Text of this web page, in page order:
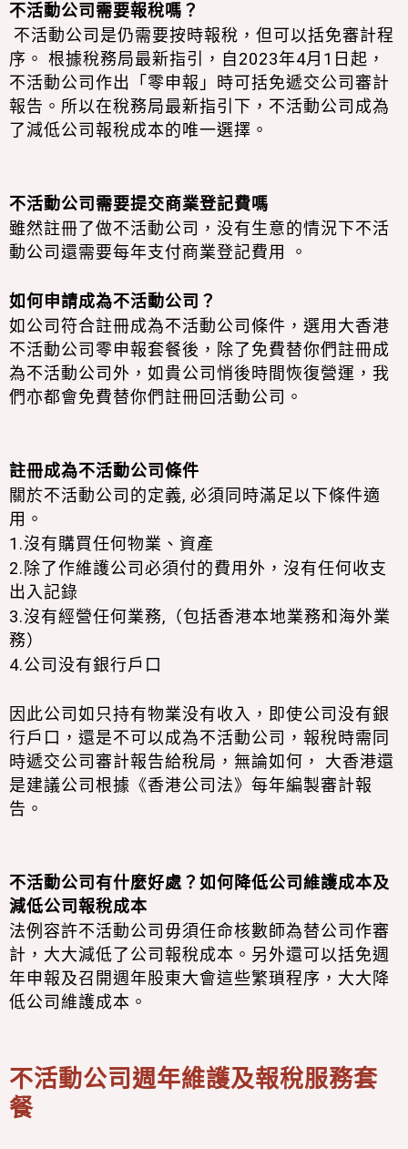
不活動公司需要報稅嗎？
不活動公司是仍需要按時報稅，但可以括免審計程
序。 根據稅務局最新指引，自2023年4月1日起，
不活動公司作出「零申報」時可括免遞交公司審計
報告。所以在稅務局最新指引下，不活動公司成為
了減低公司報稅成本的唯一選擇。
不活動公司需要提交商業登記費嗎
雖然註冊了做不活動公司，没有生意的情況下不活
動公司還需要每年支付商業登記費用 。
如何申請成為不活動公司？
如公司符合註冊成為不活動公司條件，選用大香港
不活動公司零申報套餐後，除了免費替你們註冊成
為不活動公司外，如貴公司悄後時間恢復營運，我
們亦都會免費替你們註冊回活動公司。
註冊成為不活動公司條件
關於不活動公司的定義, 必須同時滿足以下條件適
用。
1.沒有購買任何物業、資產
2.除了作維護公司必須付的費用外，沒有任何收支
出入記錄
3.沒有經營任何業務,（包括香港本地業務和海外業
務）
4.公司没有銀行戶口
因此公司如只持有物業没有收入，即使公司没有銀
行戶口，還是不可以成為不活動公司，報稅時需同
時遞交公司審計報告給稅局，無論如何， 大香港還
是建議公司根據《香港公司法》每年編製審計報
告。
不活動公司有什麼好處？如何降低公司維護成本及
減低公司報稅成本
法例容許不活動公司毋須任命核數師為替公司作審
計，大大減低了公司報稅成本。另外還可以括免週
年申報及召開週年股東大會這些繁瑣程序，大大降
低公司維護成本。
不活動公司 週年維護及報稅服務套
餐